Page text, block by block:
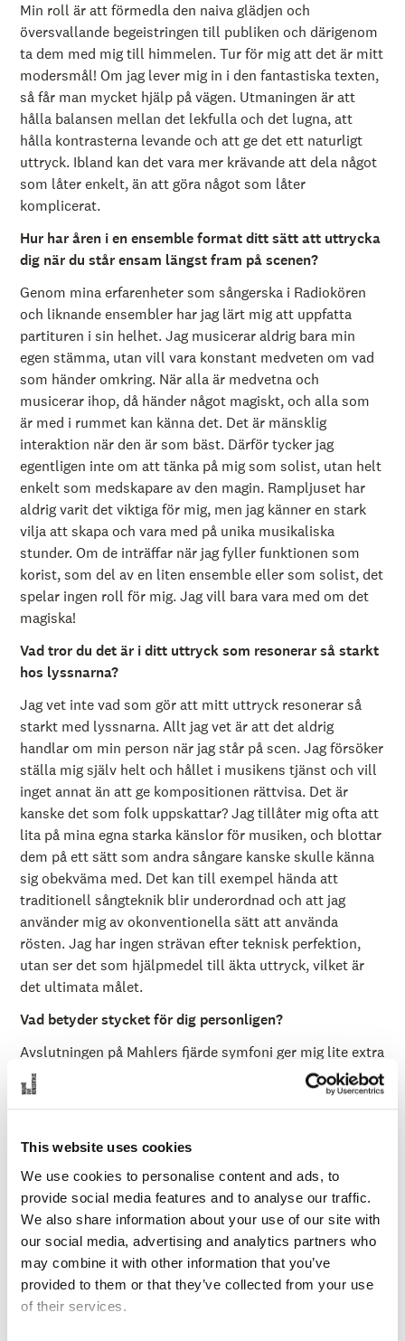
This website uses cookies
We use cookies to personalise content and ads, to
provide social media features and to analyse our traffic.
We also share information about your use of our site with
our social media, advertising and analytics partners who
may combine it with other information that you’ve
provided to them or that they’ve collected from your use
of their services.
Min roll är att förmedla den naiva glädjen och
översvallande begeistringen till publiken och därigenom
ta dem med mig till himmelen. Tur för mig att det är mitt
modersmål! Om jag lever mig in i den fantastiska texten,
så får man mycket hjälp på vägen. Utmaningen är att
hålla balansen mellan det lekfulla och det lugna, att
hålla kontrasterna levande och att ge det ett naturligt
uttryck. Ibland kan det vara mer krävande att dela något
som låter enkelt, än att göra något som låter
komplicerat.
Hur har åren i en ensemble format ditt sätt att uttrycka
dig när du står ensam längst fram på scenen?
Genom mina erfarenheter som sångerska i Radiokören
och liknande ensembler har jag lärt mig att uppfatta
partituren i sin helhet. Jag musicerar aldrig bara min
egen stämma, utan vill vara konstant medveten om vad
som händer omkring. När alla är medvetna och
musicerar ihop, då händer något magiskt, och alla som
är med i rummet kan känna det. Det är mänsklig
interaktion när den är som bäst. Därför tycker jag
egentligen inte om att tänka på mig som solist, utan helt
enkelt som medskapare av den magin. Rampljuset har
aldrig varit det viktiga för mig, men jag känner en stark
vilja att skapa och vara med på unika musikaliska
stunder. Om de inträffar när jag fyller funktionen som
korist, som del av en liten ensemble eller som solist, det
spelar ingen roll för mig. Jag vill bara vara med om det
magiska!
Vad tror du det är i ditt uttryck som resonerar så starkt
hos lyssnarna?
Jag vet inte vad som gör att mitt uttryck resonerar så
starkt med lyssnarna. Allt jag vet är att det aldrig
handlar om min person när jag står på scen. Jag försöker
ställa mig själv helt och hållet i musikens tjänst och vill
inget annat än att ge kompositionen rättvisa. Det är
kanske det som folk uppskattar? Jag tillåter mig ofta att
lita på mina egna starka känslor för musiken, och blottar
dem på ett sätt som andra sångare kanske skulle känna
sig obekväma med. Det kan till exempel hända att
traditionell sångteknik blir underordnad och att jag
använder mig av okonventionella sätt att använda
rösten. Jag har ingen strävan efter teknisk perfektion,
utan ser det som hjälpmedel till äkta uttryck, vilket är
det ultimata målet.
Vad betyder stycket för dig personligen?
Avslutningen på Mahlers fjärde symfoni ger mig lite extra
varma minnen. Jag sjöng den i finalen i två av de stora
tävlingarna jag var med i, Solistpriset och Mirjam Helin
stycket som avslutade mitt bidrag. Man kan nästan säga
mina tävlingsprogram handlade mycket om de
mänskliga, jordiska svårigheterna, och var ibland
smärtsam och skrämmande. Detta löstes upp i “det
himmelska livet”, där allt är bara lek och sorglös
njutning.